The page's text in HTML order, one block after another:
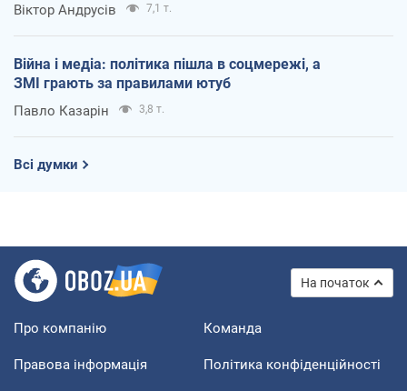
Віктор Андрусів 7,1 т.
Війна і медіа: політика пішла в соцмережі, а
ЗМІ грають за правилами ютуб
Павло Казарін 3,8 т.
Всі думки
На початок
Про компанію Команда
Правова інформація Політика конфіденційності